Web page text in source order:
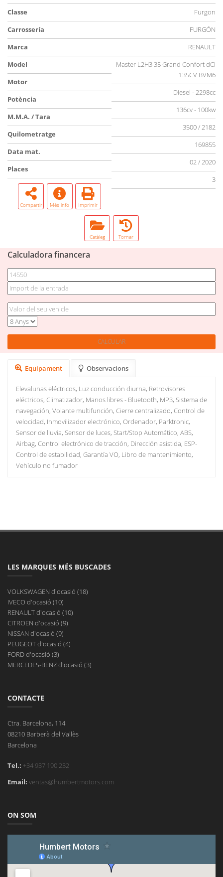
Classe
Furgon
Carrossería
FURGÓN
Marca
RENAULT
Model
Master L2H3 35 Grand Confort dCi
135CV BVM6
Motor
Diesel - 2298cc
Potència
136cv - 100kw
M.M.A. / Tara
3500 / 2182
Quilometratge
169855
Data mat.
02 / 2020
Places
3
Compartir Més info Imprimir
Catàleg Tornar
Calculadora financera
Equipament Observacions
Elevalunas eléctricos, Luz conducción diurna, Retrovisores
eléctricos, Climatizador, Manos libres - Bluetooth, MP3, Sistema de
navegación, Volante multifunción, Cierre centralizado, Control de
velocidad, Inmovilizador electrónico, Ordenador, Parktronic,
Sensor de lluvia, Sensor de luces, Start/Stop Automático, ABS,
Airbag, Control electrónico de tracción, Dirección asistida, ESP-
Control de estabilidad, Garantía VO, Libro de mantenimiento,
Vehículo no fumador
LES MARQUES MÉS BUSCADES
VOLKSWAGEN d'ocasió (18)
IVECO d'ocasió (10)
RENAULT d'ocasió (10)
CITROEN d'ocasió (9)
NISSAN d'ocasió (9)
PEUGEOT d'ocasió (4)
FORD d'ocasió (3)
MERCEDES-BENZ d'ocasió (3)
CONTACTE
Ctra. Barcelona, 114
08210 Barberà del Vallès
Barcelona
Tel.: +34 937 190 232
Email: ventas@humbertmotors.com
ON SOM